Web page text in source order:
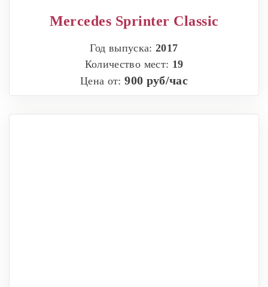
Mercedes Sprinter Classic
Год выпуска:2017
Количество мест: 19
Цена от:900 руб/час